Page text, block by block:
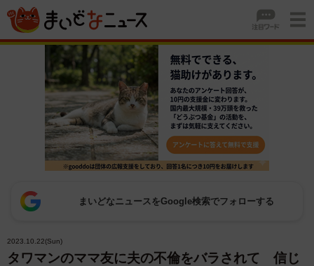
まいどなニュースをGoogle検索でフォローする
2023.10.22(Sun)
タワマンのママ友に夫の不倫をバラされて 信じ